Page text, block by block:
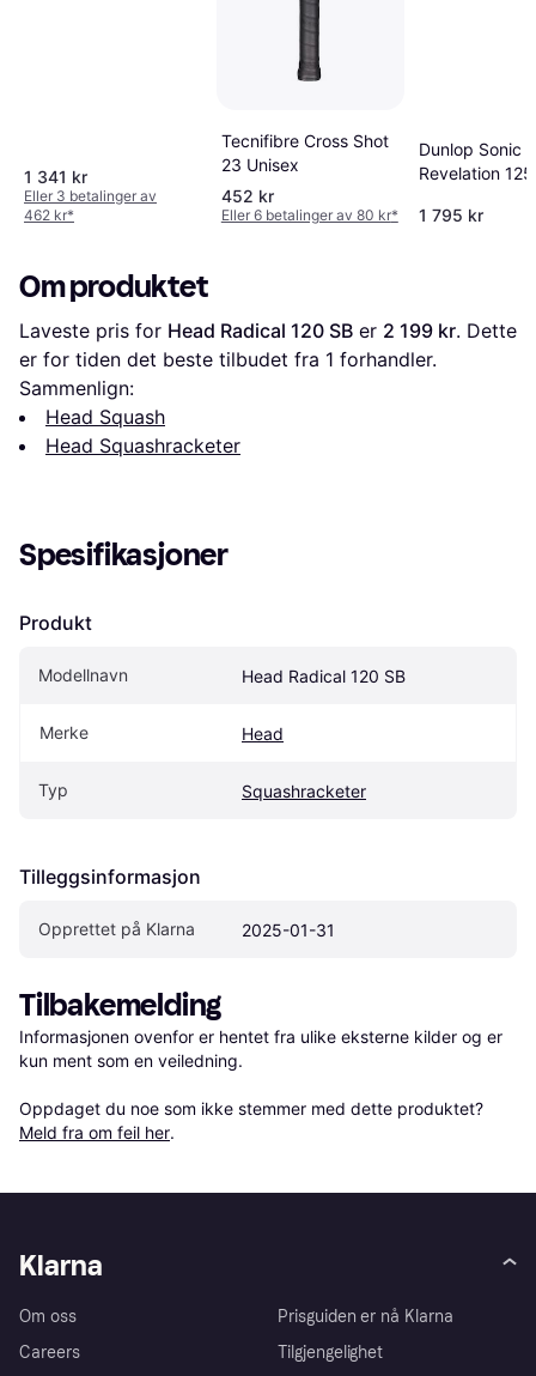
1 341 kr
Eller 3 betalinger av
462 kr*
Tecnifibre Cross Shot
23 Unisex
452 kr
Eller 6 betalinger av 80 kr*
Dunlop Sonic
Revelation 125
1 795 kr
Om produktet
Laveste pris for Head Radical 120 SB er 2 199 kr. Dette
er for tiden det beste tilbudet fra 1 forhandler.
Sammenlign:
Head Squash
Head Squashracketer
Spesifikasjoner
Produkt
Modellnavn Head Radical 120 SB
Merke Head
Typ Squashracketer
Tilleggsinformasjon
Opprettet på Klarna 2025-01-31
Tilbakemelding
Informasjonen ovenfor er hentet fra ulike eksterne kilder og er
kun ment som en veiledning.
Oppdaget du noe som ikke stemmer med dette produktet?
Meld fra om feil her.
Klarna
Om oss
Careers
Prisguiden er nå Klarna
Tilgjengelighet